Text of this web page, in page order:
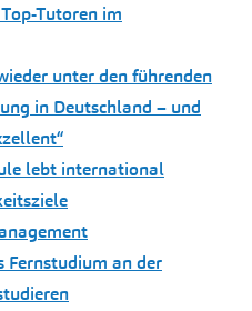
Tutoren im
unter den führenden
in Deutschland – und
lebt international
Fernstudium an der